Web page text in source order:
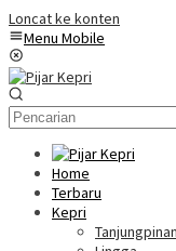
Loncat ke konten
Menu Mobile
Home
Terbaru
Kepri